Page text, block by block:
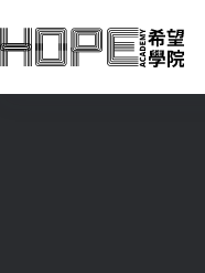
至
主
要